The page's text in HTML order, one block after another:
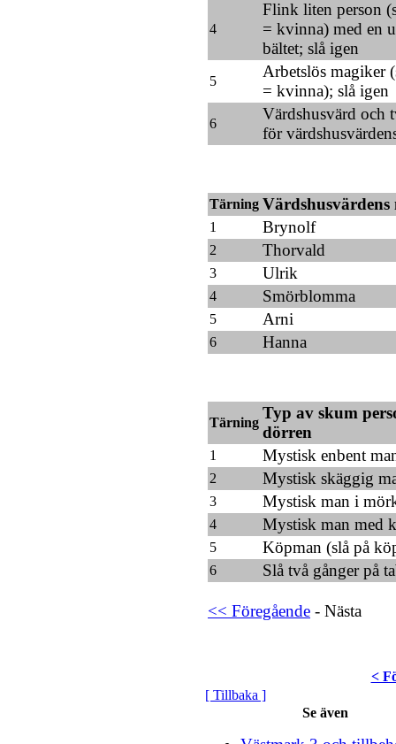
4
Flink liten person
= kvinna) med en
bältet; slå igen
5
Arbetslös magiker
= kvinna); slå igen
6
Värdshusvärd och
för
Tärning Värdshusvärdens
1 Brynolf
2 Thorvald
3 Ulrik
4 Smörblomma
5 Arni
6 Hanna
Tärning
Typ av skum
dörren
1 Mystisk enbent
2 Mystisk skäggig
3 Mystisk man i
4 Mystisk man med
5 Köpman (slå på
6 Slå två gånger på
<< Föregående - Nästa
<
[ Tillbaka ]
Se även